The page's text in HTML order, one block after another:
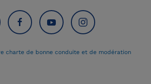
charte de bonne conduite et de modération